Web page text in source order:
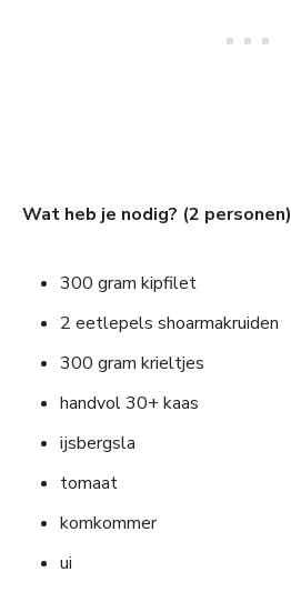
Wat heb je nodig? (2 personen)
300 gram kipfilet
2 eetlepels shoarmakruiden
300 gram krieltjes
handvol 30+ kaas
ijsbergsla
tomaat
komkommer
ui